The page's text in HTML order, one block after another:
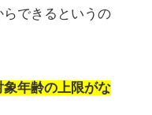
できるというの
年齢の上限がな